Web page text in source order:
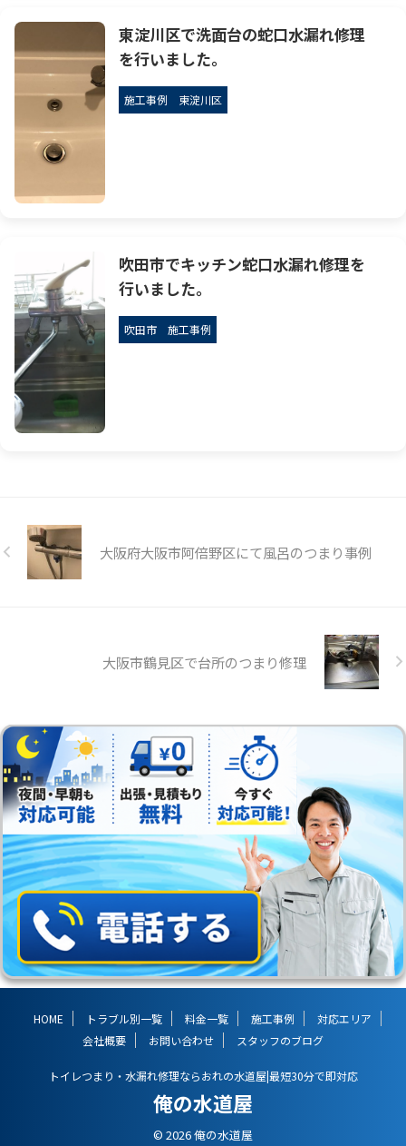
東淀川区で洗面台の蛇口水漏れ修理
を行いました。
施工事例 東淀川区
吹田市でキッチン蛇口水漏れ修理を
行いました。
吹田市 施工事例
大阪府大阪市阿倍野区にて風呂のつまり事例
大阪市鶴見区で台所のつまり修理
HOME トラブル別一覧 料金一覧 施工事例
対応エリア
会社概要
お問い合わせ スタッフのブログ
トイレつまり・水漏れ修理ならおれの水道屋|最短30分で即対応
俺の水道屋
© 2026 俺の水道屋